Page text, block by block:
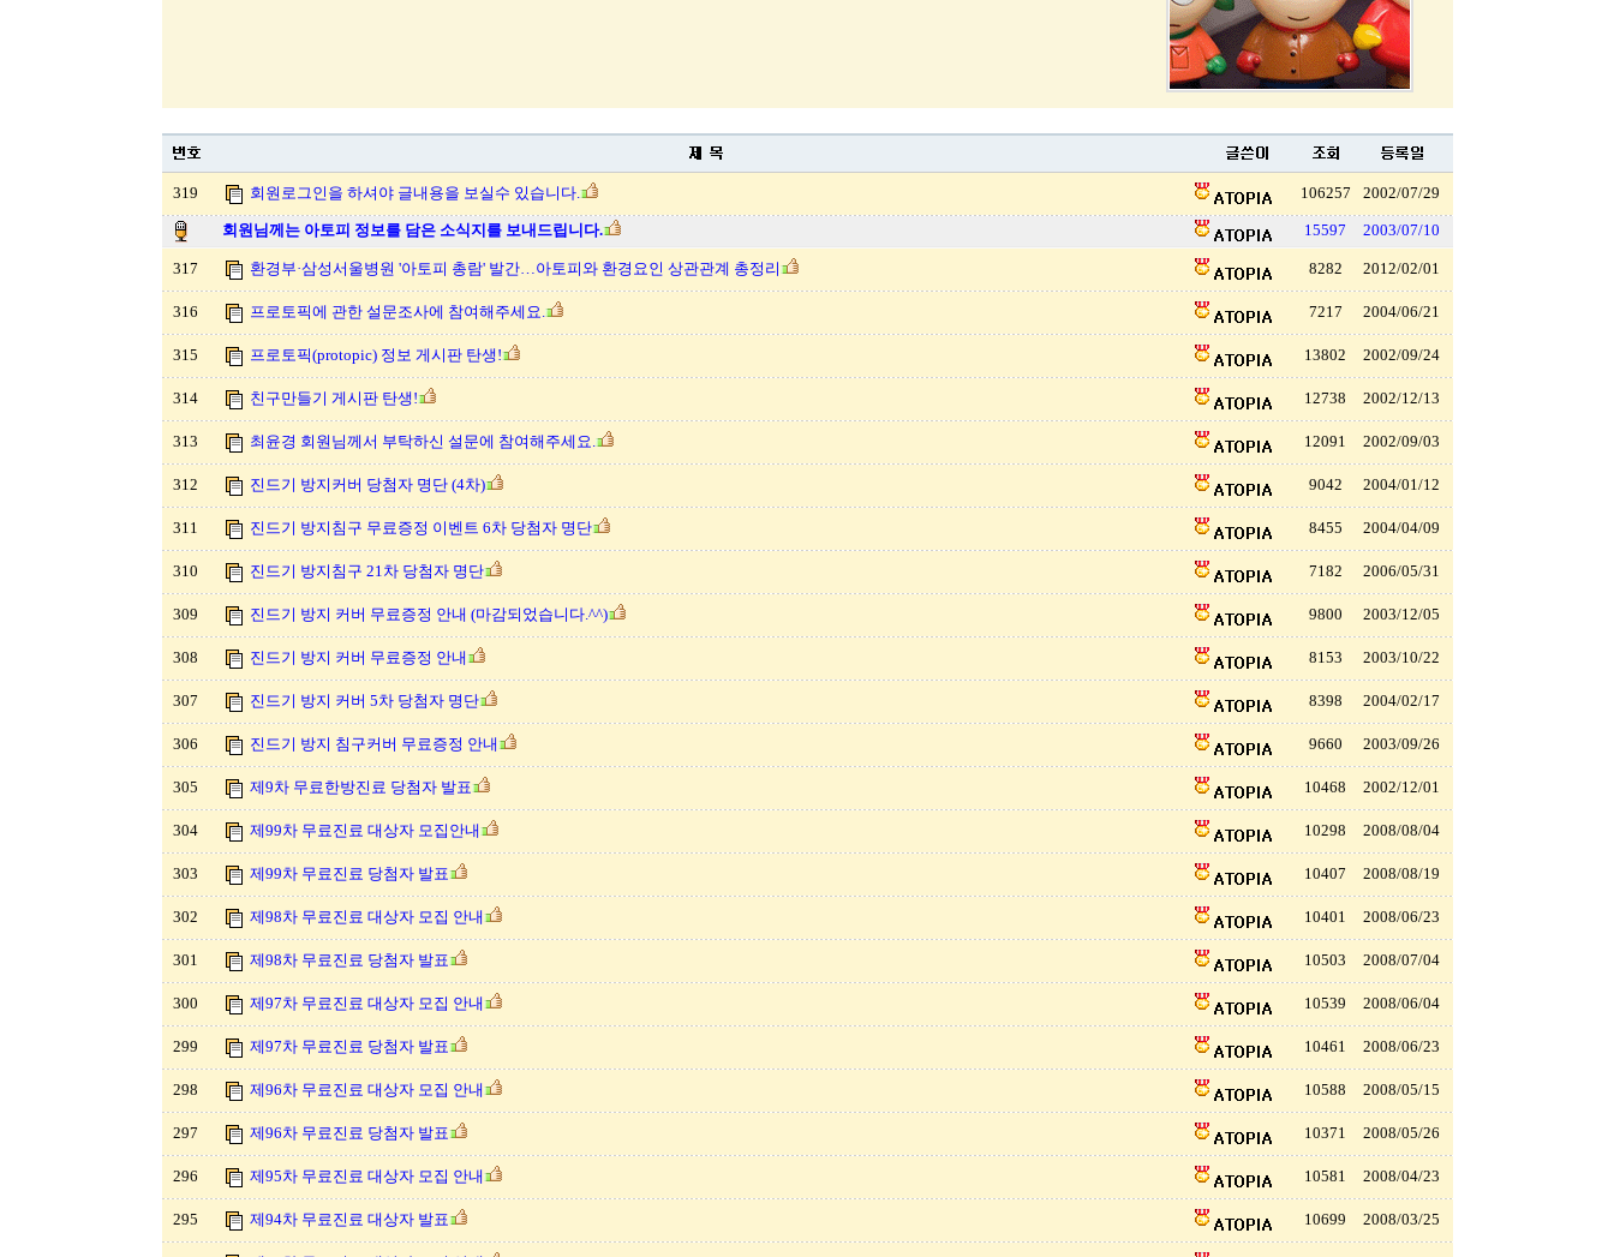
319 회원로그인을 하셔야 글내용을 보실수 있습니다. 106257 2002/07/29
회원님께는 아토피 정보를 담은 소식지를 보내드립니다. 15597 2003/07/10
317 환경부·삼성서울병원 '아토피 총람' 발간…아토피와 환경요인 상관관계 총정리 8282 2012/02/01
316 프로토픽에 관한 설문조사에 참여해주세요. 7217 2004/06/21
315 프로토픽(protopic) 정보 게시판 탄생! 13802 2002/09/24
314 친구만들기 게시판 탄생! 12738 2002/12/13
313 최윤경 회원님께서 부탁하신 설문에 참여해주세요. 12091 2002/09/03
312 진드기 방지커버 당첨자 명단 (4차) 9042 2004/01/12
311 진드기 방지침구 무료증정 이벤트 6차 당첨자 명단 8455 2004/04/09
310 진드기 방지침구 21차 당첨자 명단 7182 2006/05/31
309 진드기 방지 커버 무료증정 안내 (마감되었습니다.^^) 9800 2003/12/05
308 진드기 방지 커버 무료증정 안내 8153 2003/10/22
307 진드기 방지 커버 5차 당첨자 명단 8398 2004/02/17
306 진드기 방지 침구커버 무료증정 안내 9660 2003/09/26
305 제9차 무료한방진료 당첨자 발표 10468 2002/12/01
304 제99차 무료진료 대상자 모집안내 10298 2008/08/04
303 제99차 무료진료 당첨자 발표 10407 2008/08/19
302 제98차 무료진료 대상자 모집 안내 10401 2008/06/23
301 제98차 무료진료 당첨자 발표 10503 2008/07/04
300 제97차 무료진료 대상자 모집 안내 10539 2008/06/04
299 제97차 무료진료 당첨자 발표 10461 2008/06/23
298 제96차 무료진료 대상자 모집 안내 10588 2008/05/15
297 제96차 무료진료 당첨자 발표 10371 2008/05/26
296 제95차 무료진료 대상자 모집 안내 10581 2008/04/23
295 제94차 무료진료 대상자 발표 10699 2008/03/25